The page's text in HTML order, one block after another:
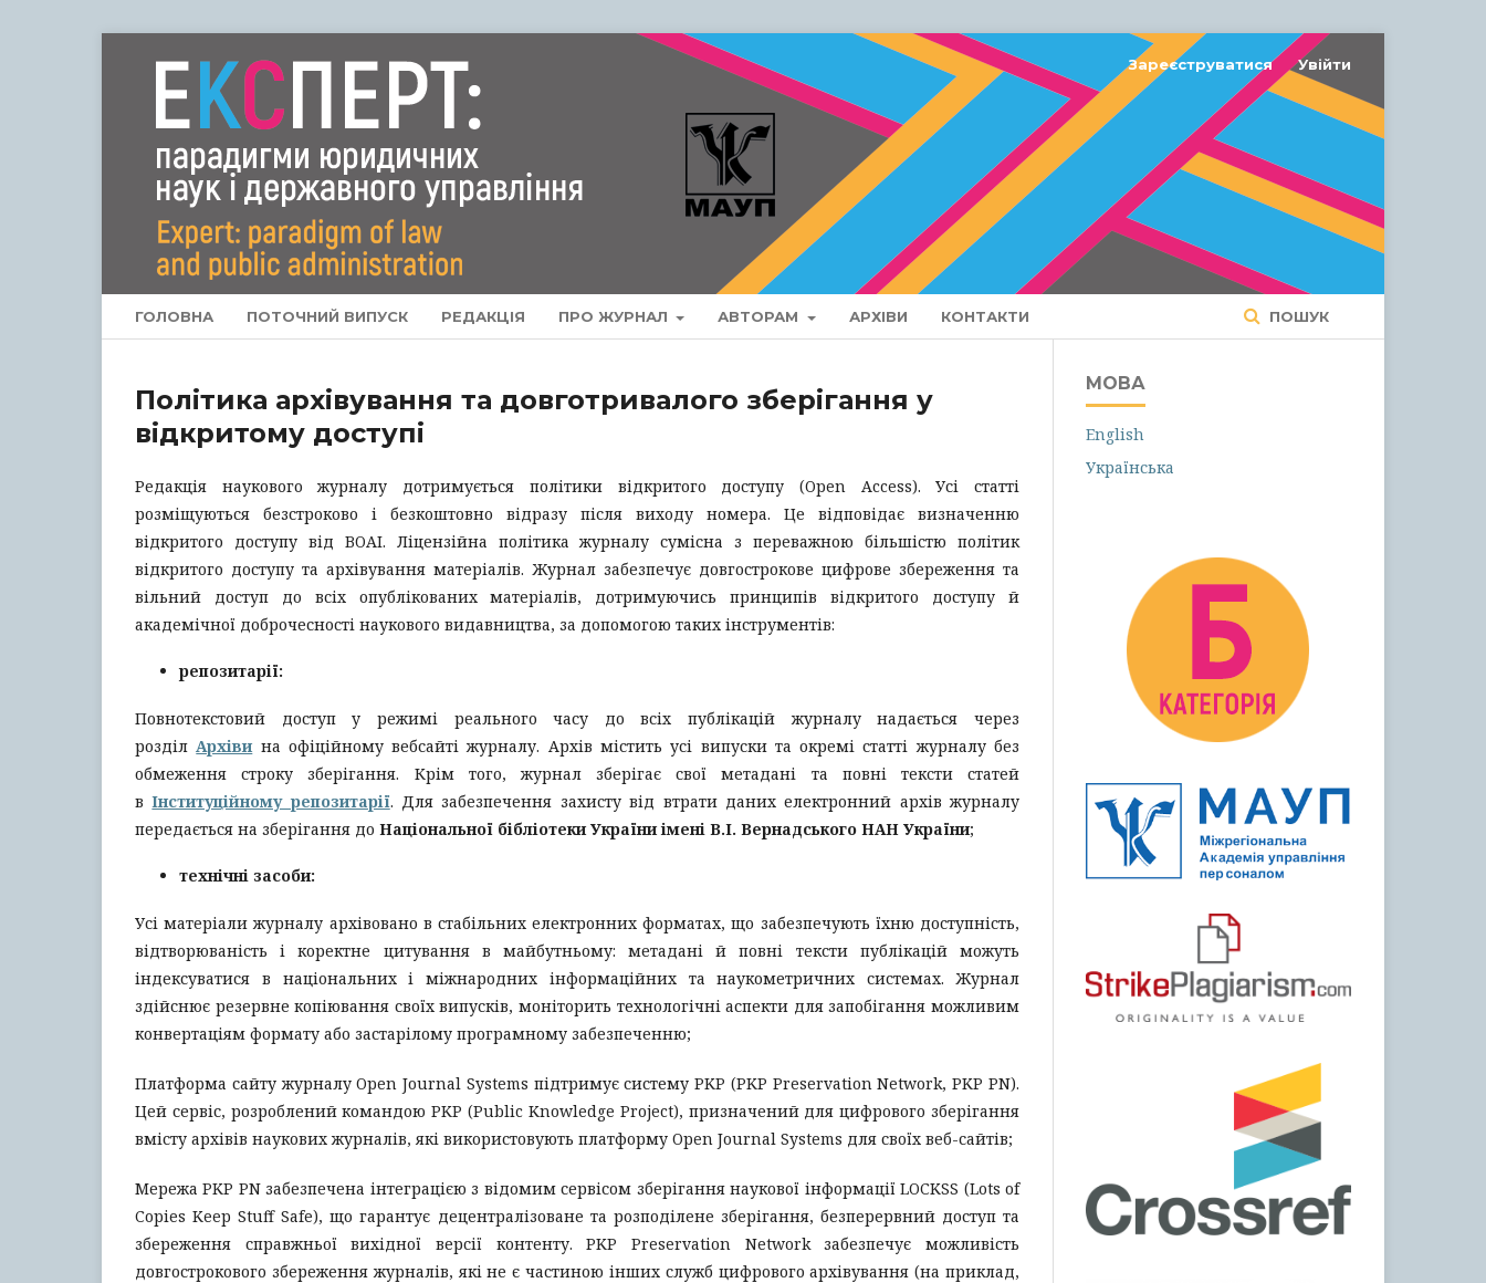
ГОЛОВНА ПОТОЧНИЙ ВИПУСК РЕДАКЦІЯ ПРО ЖУРНАЛ АВТОРАМ АРХІВИ КОНТАКТИ ПОШУК
Зареєструватися Увійти
Політика архівування та довготривалого зберігання у
відкритому доступі
Редакція наукового журналу дотримується політики відкритого доступу (Open Access). Усі статті
розміщуються безстроково і безкоштовно відразу після виходу номера. Це відповідає визначенню
відкритого доступу від BOAI. Ліцензійна політика журналу сумісна з переважною більшістю політик
відкритого доступу та архівування матеріалів. Журнал забезпечує довгострокове цифрове збереження та
вільний доступ до всіх опублікованих матеріалів, дотримуючись принципів відкритого доступу й
академічної доброчесності наукового видавництва, за допомогою таких інструментів:
репозитарії:
Повнотекстовий доступ у режимі реального часу до всіх публікацій журналу надається через
розділАрхівина офіційному вебсайті журналу. Архів містить усі випуски та окремі статті журналу без
обмеження строку зберігання. Крім того, журнал зберігає свої метадані та повні тексти статей
вІнституційному репозитарії. Для забезпечення захисту від втрати даних електронний архів журналу
передається на зберігання до Національної бібліотеки України імені В.І. Вернадського НАН України;
технічні засоби:
Усі матеріали журналу архівовано в стабільних електронних форматах, що забезпечують їхню доступність,
відтворюваність і коректне цитування в майбутньому: метадані й повні тексти публікацій можуть
індексуватися в національних і міжнародних інформаційних та наукометричних системах. Журнал
здійснює резервне копіювання своїх випусків, моніторить технологічні аспекти для запобігання можливим
конвертаціям формату або застарілому програмному забезпеченню;
Платформа сайту журналу Open Journal Systems підтримує систему PKP (PKP Preservation Network, PKP PN).
Цей сервіс, розроблений командою PKP (Public Knowledge Project), призначений для цифрового зберігання
вмісту архівів наукових журналів, які використовують платформу Open Journal Systems для своїх веб-сайтів;
Мережа PKP PN забезпечена інтеграцією з відомим сервісом зберігання наукової інформації LOCKSS (Lots of
Copies Keep Stuff Safe), що гарантує децентралізоване та розподілене зберігання, безперервний доступ та
збереження справжньої вихідної версії контенту. PKP Preservation Network забезпечує можливість
довгострокового збереження журналів, які не є частиною інших служб цифрового архівування (на приклад,
МОВА
English
Українська